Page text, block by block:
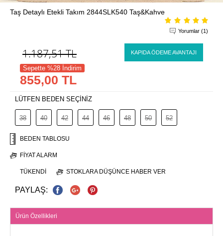
Taş Detaylı Etekli Takım 2844SLK540 Taş&Kahve
Yorumlar (1)
1.187,51TL KAPIDA ÖDEME AVANTAJI
Sepette %28 İndirim
855,00 TL
LÜTFEN BEDEN SEÇİNİZ
38 40 42 44 46 48 50 52
BEDEN TABLOSU
FIYAT ALARM
TÜKENDI STOKLARA DÜŞÜNCE HABER VER
PAYLAŞ:
Ürün Özellikleri